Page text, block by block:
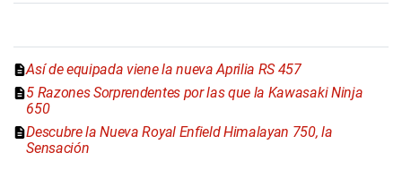
Así de equipada viene la nueva Aprilia RS 457
5 Razones Sorprendentes por las que la Kawasaki Ninja
650
Descubre la Nueva Royal Enfield Himalayan 750, la
Sensación